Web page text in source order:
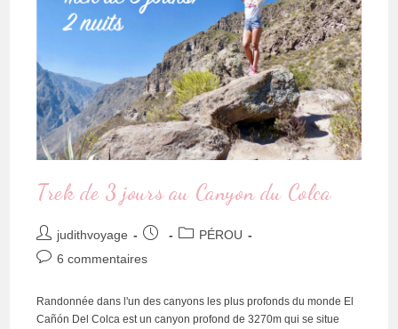
Trek de 3 jours au Canyon du Colca
judithvoyage
PÉROU
6 commentaires
Randonnée dans l'un des canyons les plus profonds du monde El
Cañón Del Colca est un canyon profond de 3270m qui se situe